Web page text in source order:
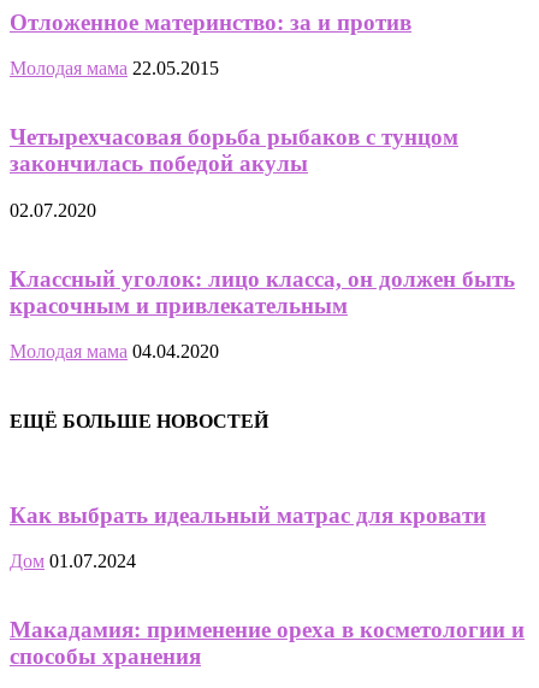
Отложенное материнство: за и против
Молодая мама 22.05.2015
Четырехчасовая борьба рыбаков с тунцом
закончилась победой акулы
02.07.2020
Классный уголок: лицо класса, он должен быть
красочным и привлекательным
Молодая мама 04.04.2020
ЕЩЁ БОЛЬШЕ НОВОСТЕЙ
Как выбрать идеальный матрас для кровати
Дом 01.07.2024
Макадамия: применение ореха в косметологии и
способы хранения